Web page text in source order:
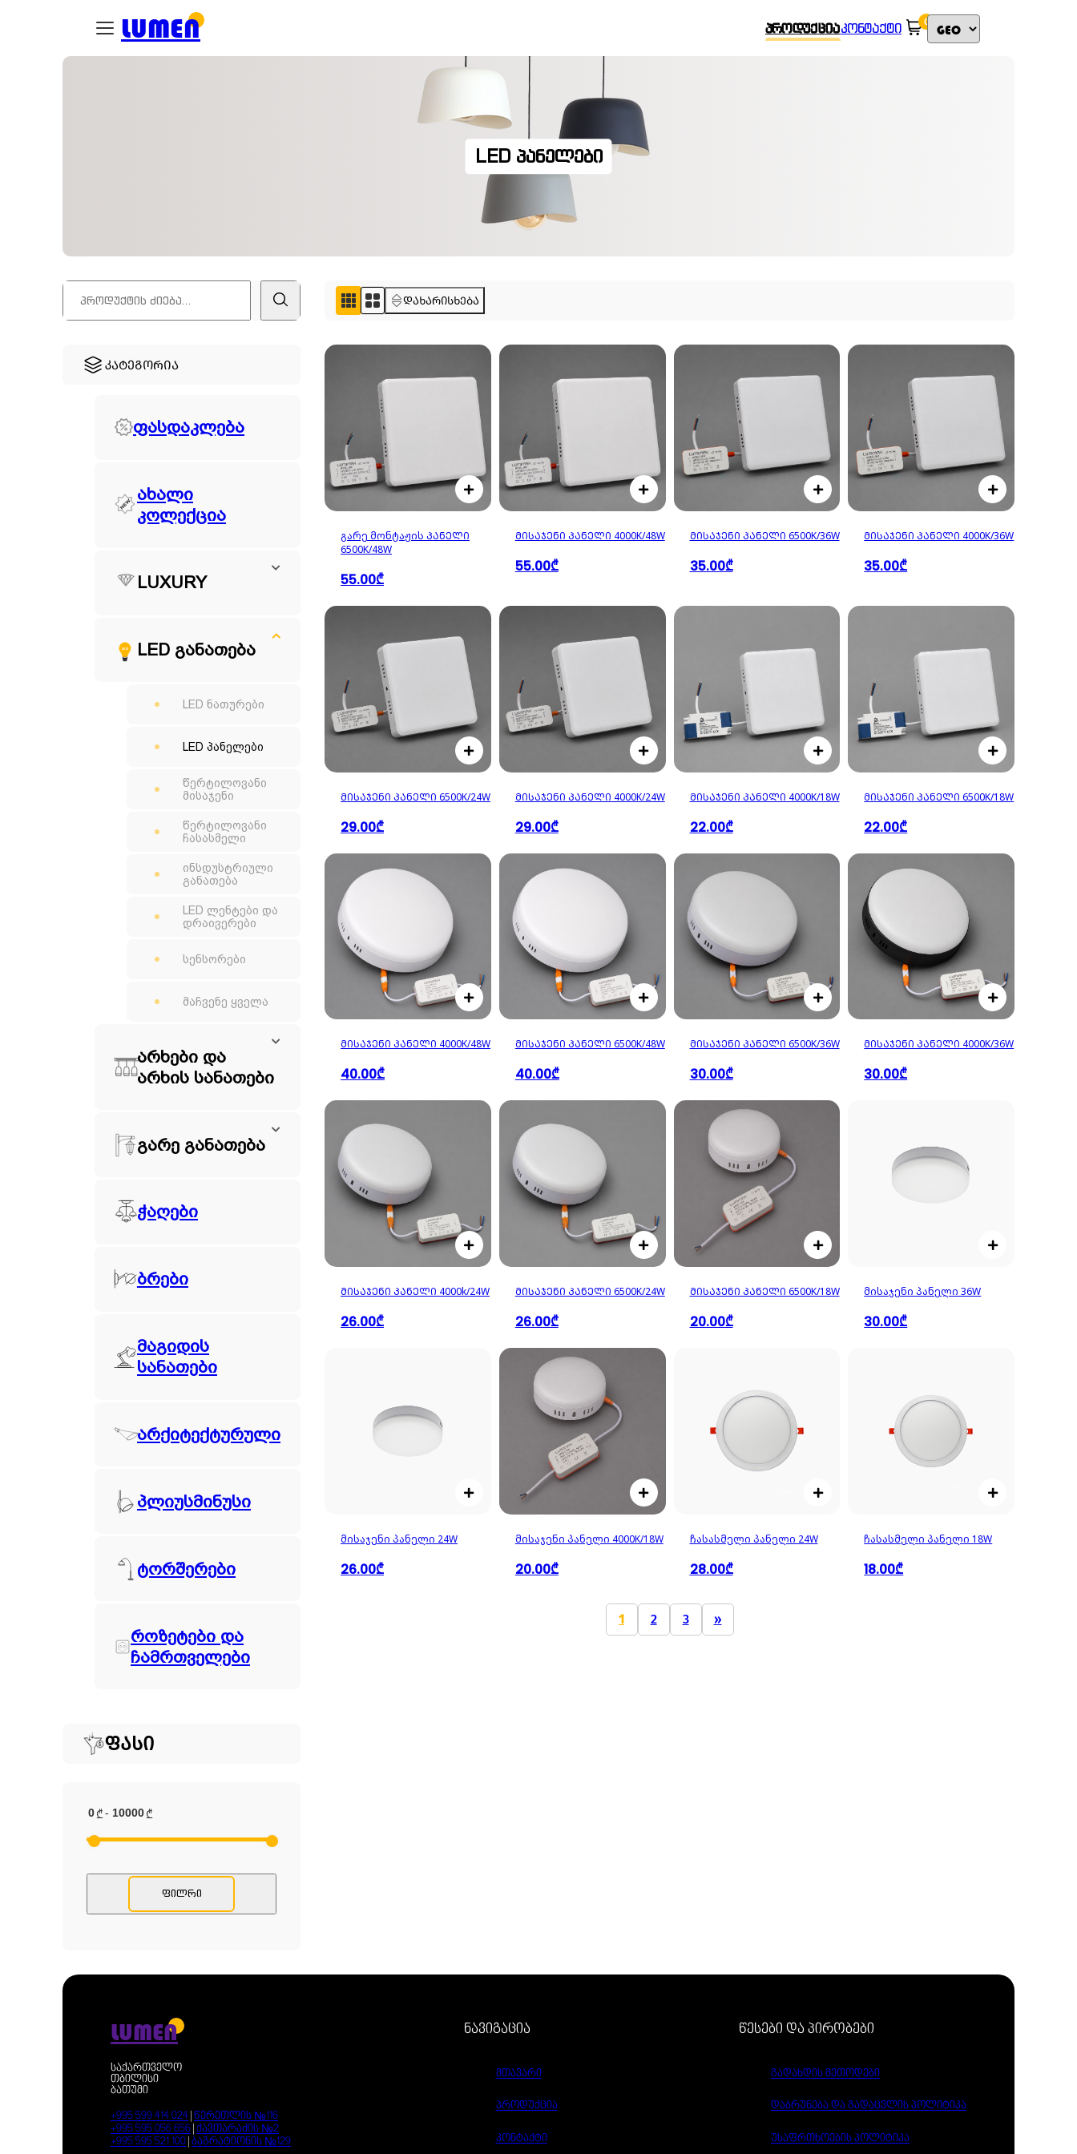
LUMEN ᲞᲠᲝᲓᲣᲥᲪᲘᲐᲙᲝᲜᲢᲐᲥᲢᲘ 0
LED ᲞᲐᲜᲔᲚᲔᲑᲘ
ᲙᲐᲢᲔᲒᲝᲠᲘᲐ
ფასდაკლება
ახალი
კოლექცია
LUXURY
LED LED განათება
LED ნათურები
LED პანელები
წერტილოვანი
მისაჯენი
წერტილოვანი
ჩასასმელი
ინსდუსტრიული
განათება
LED ლენტები და
დრაივერები
სენსორები
მაჩვენე ყველა
არხები და
არხის სანათები
გარე განათება
ჭაღები
ბრები
მაგიდის
სანათები
არქიტექტურული
პლიუსმინუსი
ტორშერები
როზეტები და
ჩამრთველები
ᲤᲐᲡᲘ
0₾- 10000₾
ᲤᲘᲚᲠᲘ
დახარისხება
გარე მონტაჟის ᲞᲐᲜᲔᲚᲘ
6500K/48W
55.00₾
ᲛᲘᲡᲐᲯᲔᲜᲘ ᲞᲐᲜᲔᲚᲘ 4000K/48W
55.00₾
ᲛᲘᲡᲐᲯᲔᲜᲘ ᲞᲐᲜᲔᲚᲘ 6500K/36W
35.00₾
ᲛᲘᲡᲐᲯᲔᲜᲘ ᲞᲐᲜᲔᲚᲘ 4000K/36W
35.00₾
ᲛᲘᲡᲐᲯᲔᲜᲘ ᲞᲐᲜᲔᲚᲘ 6500K/24W
29.00₾
ᲛᲘᲡᲐᲯᲔᲜᲘ ᲞᲐᲜᲔᲚᲘ 4000K/24W
29.00₾
ᲛᲘᲡᲐᲯᲔᲜᲘ ᲞᲐᲜᲔᲚᲘ 4000K/18W
22.00₾
ᲛᲘᲡᲐᲯᲔᲜᲘ ᲞᲐᲜᲔᲚᲘ 6500K/18W
22.00₾
ᲛᲘᲡᲐᲯᲔᲜᲘ ᲞᲐᲜᲔᲚᲘ 4000K/48W
40.00₾
ᲛᲘᲡᲐᲯᲔᲜᲘ ᲞᲐᲜᲔᲚᲘ 6500K/48W
40.00₾
ᲛᲘᲡᲐᲯᲔᲜᲘ ᲞᲐᲜᲔᲚᲘ 6500K/36W
30.00₾
ᲛᲘᲡᲐᲯᲔᲜᲘ ᲞᲐᲜᲔᲚᲘ 4000K/36W
30.00₾
ᲛᲘᲡᲐᲯᲔᲜᲘ ᲞᲐᲜᲔᲚᲘ 4000k/24W
26.00₾
ᲛᲘᲡᲐᲯᲔᲜᲘ ᲞᲐᲜᲔᲚᲘ 6500K/24W
26.00₾
ᲛᲘᲡᲐᲯᲔᲜᲘ ᲞᲐᲜᲔᲚᲘ 6500K/18W
20.00₾
მისაჯენი პანელი 36W
30.00₾
მისაჯენი პანელი 24W
26.00₾
მისაჯენი პანელი 4000K/18W
20.00₾
ჩასასმელი პანელი 24W
28.00₾
ჩასასმელი პანელი 18W
18.00₾
1 2 3 »
LUMEN
საქართველო
თბილისი
ბათუმი
+995 599 414 024 წერეთლის №116
+995 595 056 656 ქავთარაძის №2
+995 595 521 100 ბაგრატიონის №129
ნავიგაცია
მთავარი
პროდუქცია
კონტაქტი
წესები და პირობები
გადახდის მეთოდები
დაბრუნება და გადაცვლის პოლიტიკა
უსაფრთხოების პოლიტიკა